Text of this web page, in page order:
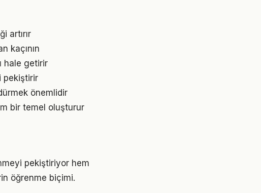
artırır
kaçının
hale getirir
pekiştirir
önemlidir
bir temel oluşturur
pekiştiriyor hem
öğrenme biçimi.